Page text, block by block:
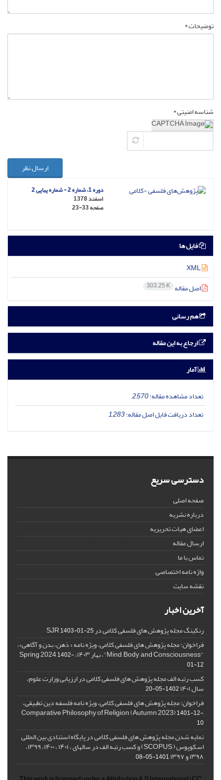
توضیحات *
شناسه امنیتی *
ارسال نظر
دوره 1، شماره 2 - شماره پیاپی 2
اسفند 1378
صفحه23-33
فایل ها
اصل مقاله 303.25 K
هم رسانی
ارجاع به این مقاله
آمار
تعداد مشاهده مقاله:2,570
تعداد دریافت فایل اصل مقاله:1,283
دسترسی سریع
صفحه اصلی
درباره نشریه
اعضای هیات تحریریه
ارسال مقاله
تماس با ما
واژه نامه اختصاصی
نقشه سایت
آخرین اخبار
رنکینگ مجله پژوهش های فلسفی کلامی در SJR1403-01-25
فراخوان: مجله پژوهش های فلسفی کلامی، ویژه نامه « ذهن، بدن و آگاهی»،
"Mind, Body, and Consciousness"، بهار ۱۴۰۳، Spring 2024
1402-
01-12
کسب رتبه الف مجله پژوهش های فلسفی کلامی در ارزیابی وزارت علوم،
سال ۱۴۰۱ 1402-05-20
فراخوان: مجله پژوهش های فلسفی کلامی، ویژه نامه فلسفه دین تطبیقی،
,Comparative Philosophy of Religion (Autumn 2023)
1401-12-
10
نمایه شدن مجله پژوهش های فلسفی کلامی در پایگاه استنادی بین المللی
اسکوپوس ( SCOPUS) و کسب رتبه الف در سالهای ، ۱۴۰۱ ، ۱۴۰۰، ۱۳۹۹،
۱۳۹۸ و ۱۳۹۷ 1401-05-08